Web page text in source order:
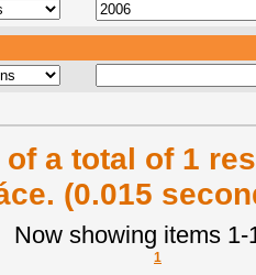
of a total of 1
(0.015
Now showing items 1-
1